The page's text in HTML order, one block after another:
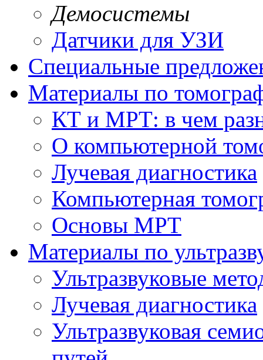
Демосистемы
Датчики для УЗИ
Cпециальные
Материалы по
КТ и МРТ: в чем
О компьютерной
Лучевая диагностика
Компьютерная
Основы МРТ
Материалы по
Ультразвуковые
Лучевая диагностика
Ультразвуковая